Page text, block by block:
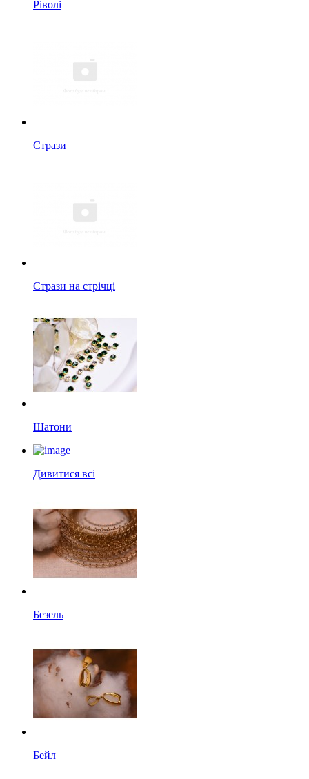
Ріволі
Стрази
Стрази на стрічці
Шатони
Дивитися всі
Безель
Бейл